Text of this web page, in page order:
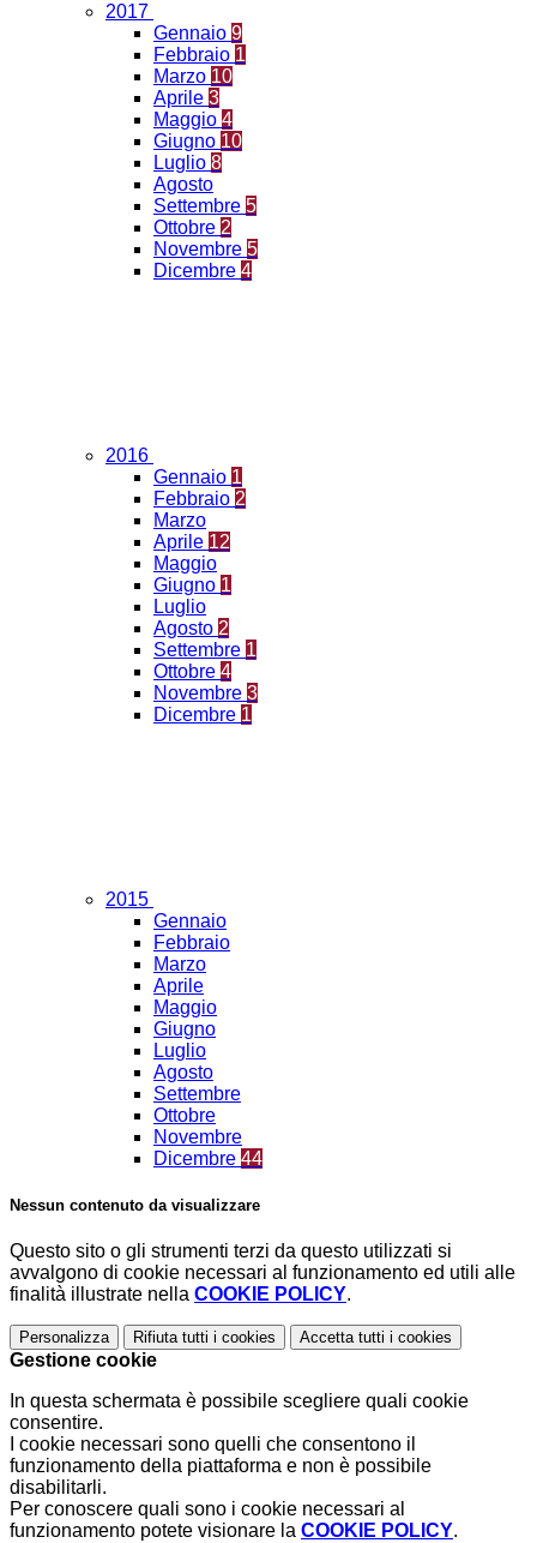
2017
Gennaio 9
Febbraio 1
Marzo 10
Aprile 3
Maggio 4
Giugno 10
Luglio 8
Agosto
Settembre 5
Ottobre 2
Novembre 5
Dicembre 4
2016
Gennaio 1
Febbraio 2
Marzo
Aprile 12
Maggio
Giugno 1
Luglio
Agosto 2
Settembre 1
Ottobre 4
Novembre 3
Dicembre 1
2015
Gennaio
Febbraio
Marzo
Aprile
Maggio
Giugno
Luglio
Agosto
Settembre
Ottobre
Novembre
Dicembre 44
Nessun contenuto da visualizzare
Questo sito o gli strumenti terzi da questo utilizzati si
avvalgono di cookie necessari al funzionamento ed utili alle
finalità illustrate nella COOKIE POLICY.
Personalizza Rifiuta tutti i cookies Accetta tutti i cookies
Gestione cookie
In questa schermata è possibile scegliere quali cookie
consentire.
I cookie necessari sono quelli che consentono il
funzionamento della piattaforma e non è possibile
disabilitarli.
Per conoscere quali sono i cookie necessari al
funzionamento potete visionare la COOKIE POLICY.